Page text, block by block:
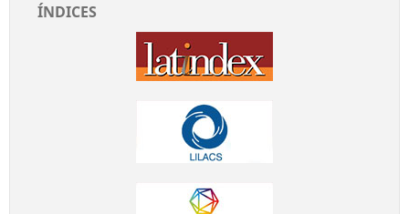
ÍNDICES